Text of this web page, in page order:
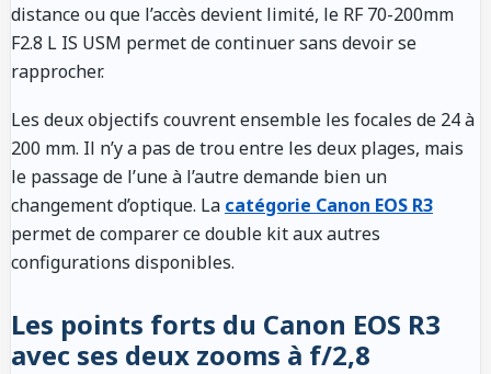
distance ou que l’accès devient limité, le RF 70-200mm
F2.8 L IS USM permet de continuer sans devoir se
rapprocher.
Les deux objectifs couvrent ensemble les focales de 24 à
200 mm. Il n’y a pas de trou entre les deux plages, mais
le passage de l’une à l’autre demande bien un
changement d’optique. La catégorie Canon EOS R3
permet de comparer ce double kit aux autres
configurations disponibles.
Les points forts du Canon EOS R3
avec ses deux zooms à f/2,8